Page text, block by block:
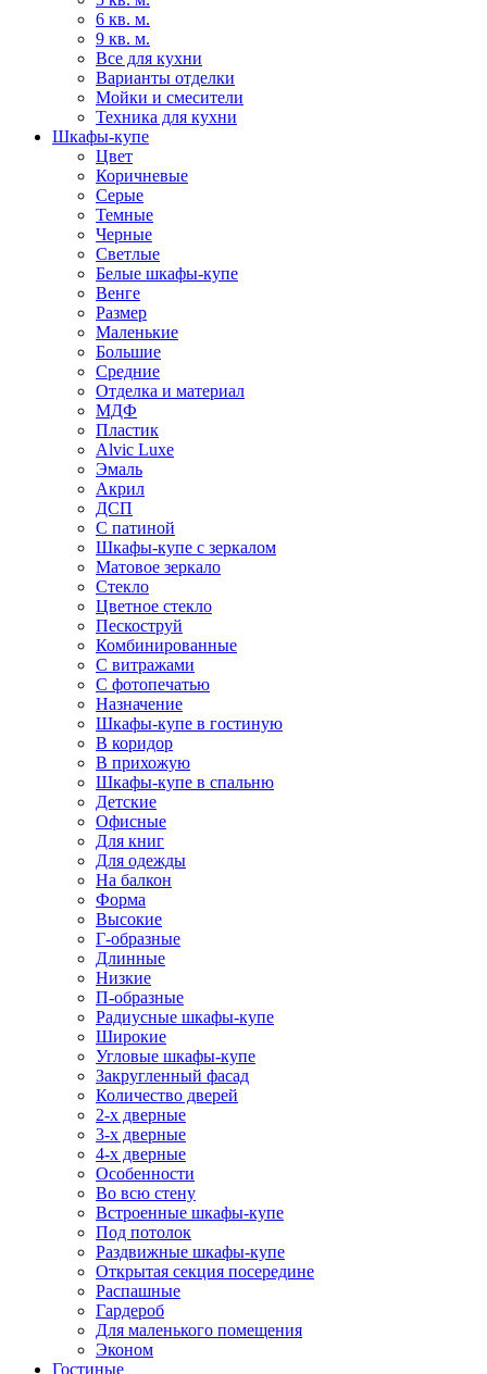
6 кв. м.
9 кв. м.
Все для кухни
Варианты отделки
Мойки и смесители
Техника для кухни
Шкафы-купе
Цвет
Коричневые
Серые
Темные
Черные
Светлые
Белые шкафы-купе
Венге
Размер
Маленькие
Большие
Средние
Отделка и материал
МДФ
Пластик
Alvic Luxe
Эмаль
Акрил
ДСП
С патиной
Шкафы-купе с зеркалом
Матовое зеркало
Стекло
Цветное стекло
Пескоструй
Комбинированные
С витражами
С фотопечатью
Назначение
Шкафы-купе в гостиную
В коридор
В прихожую
Шкафы-купе в спальню
Детские
Офисные
Для книг
Для одежды
На балкон
Форма
Высокие
Г-образные
Длинные
Низкие
П-образные
Радиусные шкафы-купе
Широкие
Угловые шкафы-купе
Закругленный фасад
Количество дверей
2-х дверные
3-х дверные
4-х дверные
Особенности
Во всю стену
Встроенные шкафы-купе
Под потолок
Раздвижные шкафы-купе
Открытая секция посередине
Распашные
Гардероб
Для маленького помещения
Эконом
Гостиные